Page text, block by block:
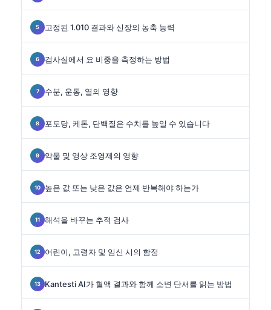
고정된 1.010 결과와 신장의 농축 능력
검사실에서 요 비중을 측정하는 방법
수분, 운동, 열의 영향
포도당, 케톤, 단백질은 수치를 높일 수 있습니다
약물 및 영상 조영제의 영향
높은 값 또는 낮은 값은 언제 반복해야 하는가
해석을 바꾸는 추적 검사
어린이, 고령자 및 임신 시의 함정
Kantesti AI가 혈액 결과와 함께 소변 단서를 읽는 방법